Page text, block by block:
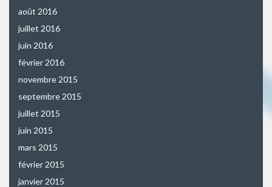
août 2016
juillet 2016
juin 2016
février 2016
novembre 2015
septembre 2015
juillet 2015
juin 2015
mars 2015
février 2015
janvier 2015